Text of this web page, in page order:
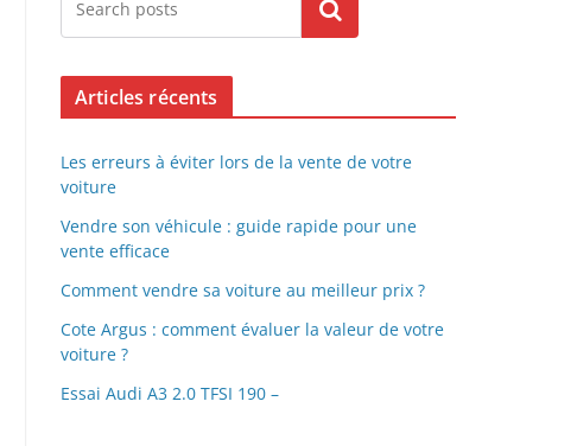
Search
Articles récents
Les erreurs à éviter lors de la vente de votre
voiture
Vendre son véhicule : guide rapide pour une
vente efficace
Comment vendre sa voiture au meilleur prix ?
Cote Argus : comment évaluer la valeur de votre
voiture ?
Essai Audi A3 2.0 TFSI 190 –